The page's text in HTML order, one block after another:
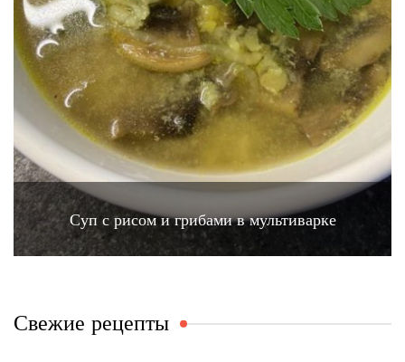
Суп с рисом и грибами в мультиварке
Свежие рецепты